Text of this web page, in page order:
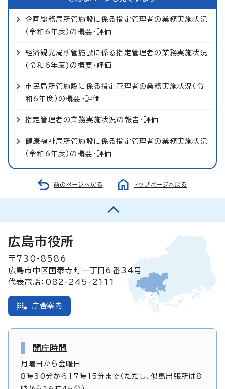
企画総務局所管施設に係る指定管理者の業務実施状況
（令和6年度）の概要・評価
経済観光局所管施設に係る指定管理者の業務実施状況
(令和6年度)の概要・評価
市民局所管施設に係る指定管理者の業務実施状況（令
和6年度）の概要・評価
指定管理者の業務実施状況の報告・評価
健康福祉局所管施設に係る指定管理者の業務実施状況
（令和6年度）の概要・評価
前のページへ戻る トップページへ戻る
広島市役所
〒730-8586
広島市中区国泰寺町一丁目6番34号
代表電話：082-245-2111
庁舎案内
開庁時間
月曜日から金曜日
8時30分から17時15分まで（ただし、似島出張所は8